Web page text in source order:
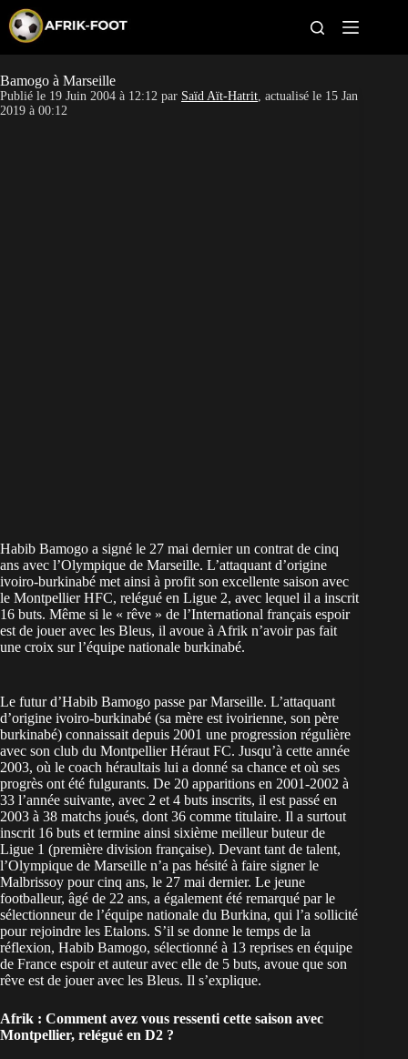
p
t
o
c
Bamogo à Marseille
Publié le 19 Juin 2004 à 12:12 par Saïd Aït-Hatrit, actualisé le 15 Jan
2019 à 00:12
Habib Bamogo a signé le 27 mai dernier un contrat de cinq
ans avec l’Olympique de Marseille. L’attaquant d’origine
ivoiro-burkinabé met ainsi à profit son excellente saison avec
le Montpellier HFC, relégué en Ligue 2, avec lequel il a inscrit
16 buts. Même si le « rêve » de l’International français espoir
est de jouer avec les Bleus, il avoue à Afrik n’avoir pas fait
une croix sur l’équipe nationale burkinabé.
Le futur d’Habib Bamogo passe par Marseille. L’attaquant
d’origine ivoiro-burkinabé (sa mère est ivoirienne, son père
burkinabé) connaissait depuis 2001 une progression régulière
avec son club du Montpellier Héraut FC. Jusqu’à cette année
2003, où le coach héraultais lui a donné sa chance et où ses
progrès ont été fulgurants. De 20 apparitions en 2001-2002 à
33 l’année suivante, avec 2 et 4 buts inscrits, il est passé en
2003 à 38 matchs joués, dont 36 comme titulaire. Il a surtout
inscrit 16 buts et termine ainsi sixième meilleur buteur de
Ligue 1 (première division française). Devant tant de talent,
l’Olympique de Marseille n’a pas hésité à faire signer le
Malbrissoy pour cinq ans, le 27 mai dernier. Le jeune
footballeur, âgé de 22 ans, a également été remarqué par le
sélectionneur de l’équipe nationale du Burkina, qui l’a sollicité
pour rejoindre les Etalons. S’il se donne le temps de la
réflexion, Habib Bamogo, sélectionné à 13 reprises en équipe
de France espoir et auteur avec elle de 5 buts, avoue que son
rêve est de jouer avec les Bleus. Il s’explique.
Afrik : Comment avez vous ressenti cette saison avec
Montpellier, relégué en D2 ?